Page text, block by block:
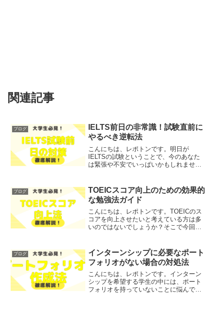
関連記事
ブログ
IELTS前日の非常識！試験直前に
やるべき逆転法
こんにちは、レポトンです。明日が
IELTSの試験ということで、今のあなた
は緊張や不安でいっぱいかもしれませ
たお悩みではないでしょうか？そこで今
回は、IELTS試験前日に...
ブログ
TOEICスコア向上のための効果的
な勉強法ガイド
こんにちは、レポトンです。TOEICのス
コアを向上させたいと考えている方は多
いのではないでしょうか？そこで今回
ポトンこの記事は次のような人におすす
め！TOEICのス...
ブログ
インターンシップに必要なポート
フォリオがない場合の対処法
こんにちは、レポトンです。インターン
シップを希望する学生の中には、ポート
フォリオを持っていないことに悩んでい